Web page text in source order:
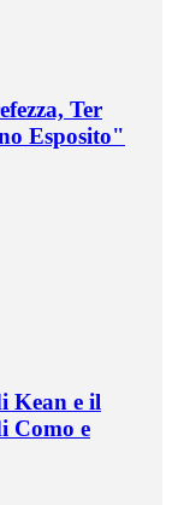
Ter
Esposito"
Kean e il
Como e